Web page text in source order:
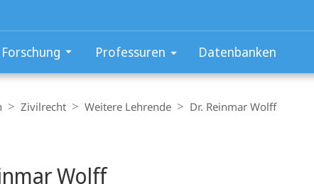
Forschung Professuren Datenbanken
Zivilrecht Weitere Lehrende Dr. Reinmar Wolff
Wolff